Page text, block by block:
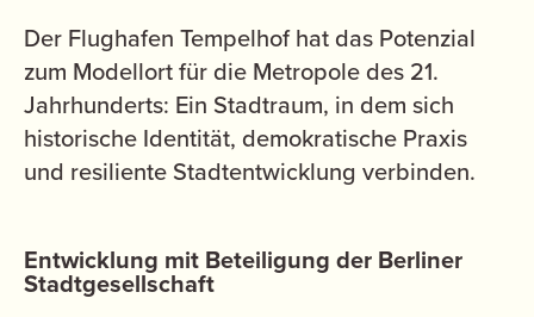
Der Flughafen Tempelhof hat das Potenzial
zum Modellort für die Metropole des 21.
Jahrhunderts: Ein Stadtraum, in dem sich
historische Identität, demokratische Praxis
und resiliente Stadtentwicklung verbinden.
Entwicklung mit Beteiligung der Berliner
Stadtgesellschaft